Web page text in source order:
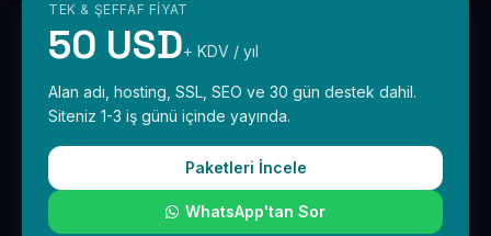
TEK & ŞEFFAF FIYAT
50 USD+ KDV / yıl
Alan adı, hosting, SSL, SEO ve 30 gün destek dahil.
Siteniz 1-3 iş günü içinde yayında.
Paketleri İncele
WhatsApp'tan Sor